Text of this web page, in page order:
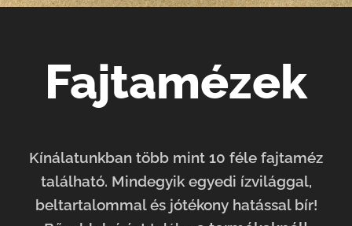
Fajtamézek
Kínálatunkban több mint 10 féle fajtaméz
található. Mindegyik egyedi ízvilággal,
beltartalommal és jótékony hatással bír!